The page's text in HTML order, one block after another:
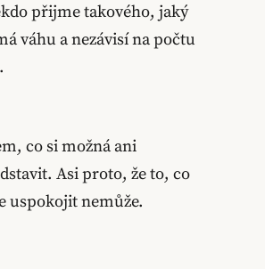
přijme takového, jaký
váhu a nezávisí na počtu
co si možná ani
Asi proto, že to, co
uspokojit nemůže.